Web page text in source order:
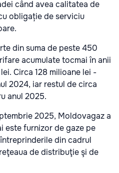
când avea calitatea de
obligație de serviciu
din suma de peste 450
acumulate tocmai în anii
Circa 128 milioane lei -
2024, iar restul de circa
anul 2025.
2025, Moldovagaz a
este furnizor de gaze pe
din cadrul
de distribuţie şi de